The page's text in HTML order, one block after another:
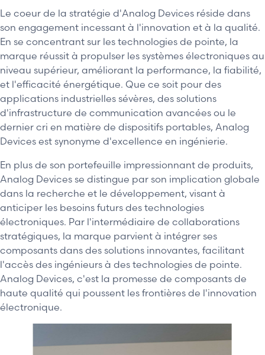
Le coeur de la stratégie d'Analog Devices réside dans
son engagement incessant à l'innovation et à la qualité.
En se concentrant sur les technologies de pointe, la
marque réussit à propulser les systèmes électroniques au
niveau supérieur, améliorant la performance, la fiabilité,
et l'efficacité énergétique. Que ce soit pour des
applications industrielles sévères, des solutions
d'infrastructure de communication avancées ou le
dernier cri en matière de dispositifs portables, Analog
Devices est synonyme d'excellence en ingénierie.
En plus de son portefeuille impressionnant de produits,
Analog Devices se distingue par son implication globale
dans la recherche et le développement, visant à
anticiper les besoins futurs des technologies
électroniques. Par l'intermédiaire de collaborations
stratégiques, la marque parvient à intégrer ses
composants dans des solutions innovantes, facilitant
l'accès des ingénieurs à des technologies de pointe.
Analog Devices, c'est la promesse de composants de
haute qualité qui poussent les frontières de l'innovation
électronique.